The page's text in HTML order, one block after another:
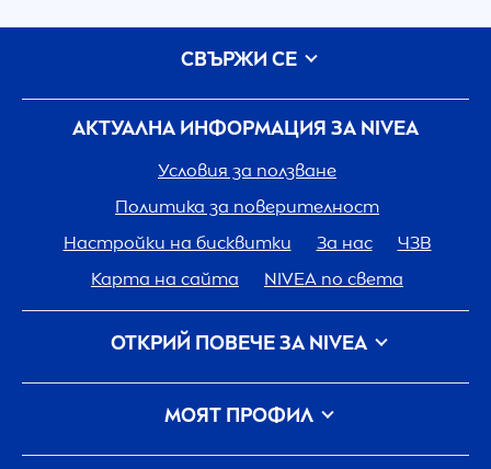
АКТУАЛНА ИНФОРМАЦИЯ ЗА NIVEA
Условия за ползване
Политика за поверителност
Настройки на бисквитки
За нас
ЧЗВ
Карта на сайта
NIVEA по света
ОТКРИЙ ПОВЕЧЕ ЗА NIVEA
Кариера Грижа наNIVEAза планетата
Свържи се с нас
МОЯТ ПРОФИЛ
Вход myNIVEA
СВЪРЖИ СЕ